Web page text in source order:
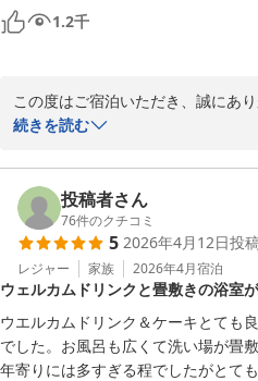
〇ラウンジ
ラウンジでデザートが食べ放題なの
方にカヌレが食べたいと伝えると、
っぱい食べることができました！
本当にありがとうございました（ ;  ;
マンガも沢山あって読み放題でした。
店員さんや女将さんがみーんなほん
いい方で、ほんっとに泊まってよか
設備もとても綺麗で、是非皆さんに
敵な一部に絶対なります！！！
心からおすすめさせていただきます。
お読み頂き、ありがとうございまし
和室の畳の状態や清掃についてお
ます。快適にお過ごしいただけた
【温泉】
「つい長居したくなっちゃうくら
【ラウンジ】
カヌレをお持ちしたスタッフの対
りがとうございます。笑顔でお応
いお楽しみいただけたことは、本
ます。マンガも含め、ラウンジで
りましたら嬉しい限りです。
1.2千
この度はご宿泊いただき、誠にあり
嬉しいご感想をお寄せいただき、心
お風呂やお部屋にご満足いただけ
す。
そして何より、朝食を「特に特に
ざいます。
白石温麺や玉こんにゃくの出汁、
ならではの味覚を「大大満足」と
タッフにとって何よりの励みでご
汁までしっかり味わっていただけ
続きを読む
投稿者さん
76件のクチコミ
5 2026年4月12日投
レジャー 家族 2026年4月宿泊
ウェルカムドリンクと畳敷きの浴室
ウエルカムドリンク＆ケーキとても
でした。お風呂も広くて洗い場が畳
年寄りには多すぎる程でしたがとて